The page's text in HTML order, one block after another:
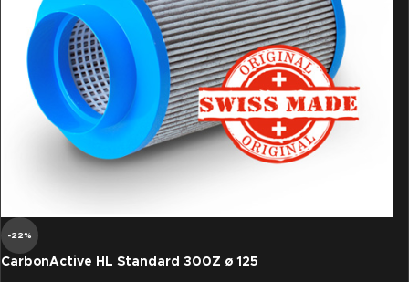
-22%
CarbonActive HL Standard 300Z ø 125